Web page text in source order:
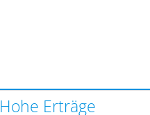
Hohe Erträge